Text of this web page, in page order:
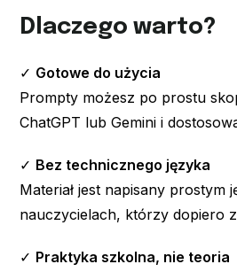
Dlaczego warto?
✓ Gotowe do użycia
Prompty możesz po prostu
ChatGPT lub Gemini i
✓ Bez technicznego języka
Materiał jest napisany prostym
nauczycielach, którzy dopiero
✓ Praktyka szkolna, nie teoria